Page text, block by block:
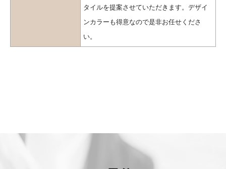
タイルを提案させていただきます。デザイ
ンカラーも得意なので是非お任せくださ
い。